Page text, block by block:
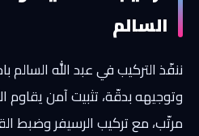
السالم
ننفّذ التركيب في عبد الله السالم
وتوجيهه بدقّة، تثبيت آمن يقاوم
مرتّب، مع تركيب الرسيفر وضبط